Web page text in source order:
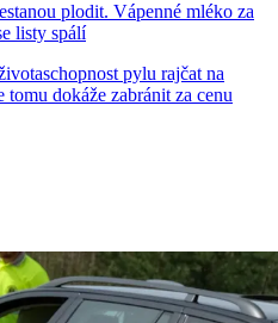
plodit. Vápenné mléko za
listy spálí
pylu rajčat na
dokáže zabránit za cenu